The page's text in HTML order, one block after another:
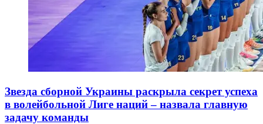
Звезда сборной Украины раскрыла секрет успеха
в волейбольной Лиге наций – назвала главную
задачу команды